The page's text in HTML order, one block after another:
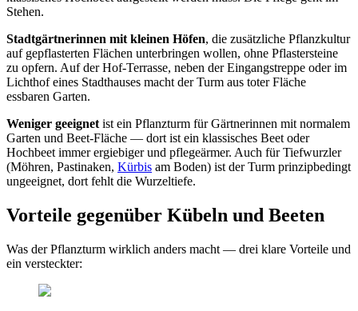
Stehen.
Stadtgärtnerinnen mit kleinen Höfen, die zusätzliche Pflanzkultur
auf gepflasterten Flächen unterbringen wollen, ohne Pflastersteine
zu opfern. Auf der Hof-Terrasse, neben der Eingangstreppe oder im
Lichthof eines Stadthauses macht der Turm aus toter Fläche
essbaren Garten.
Weniger geeignetist ein Pflanzturm für Gärtnerinnen mit normalem
Garten und Beet-Fläche — dort ist ein klassisches Beet oder
Hochbeet immer ergiebiger und pflegeärmer. Auch für Tiefwurzler
(Möhren, Pastinaken, Kürbis am Boden) ist der Turm prinzipbedingt
ungeeignet, dort fehlt die Wurzeltiefe.
Vorteile gegenüber Kübeln und Beeten
Was der Pflanzturm wirklich anders macht — drei klare Vorteile und
ein versteckter: